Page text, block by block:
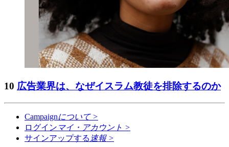
10 広告業界は、なぜイスラム教徒を排除するのか
Campaignについて >
ログイン マイ・アカウント >
サインアップする 速報 >